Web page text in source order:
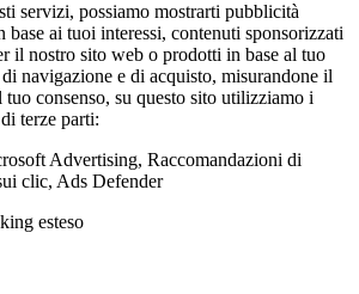
servizi, possiamo mostrarti pubblicità
base ai tuoi interessi, contenuti sponsorizzati
il nostro sito web o prodotti in base al tuo
navigazione e di acquisto, misurandone il
tuo consenso, su questo sito utilizziamo i
terze parti:
Advertising, Raccomandazioni di
clic, Ads Defender
esteso